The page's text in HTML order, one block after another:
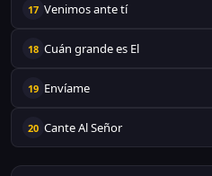
17 Venimos ante tí
18 Cuán grande es El
19 Envíame
20 Cante Al Señor